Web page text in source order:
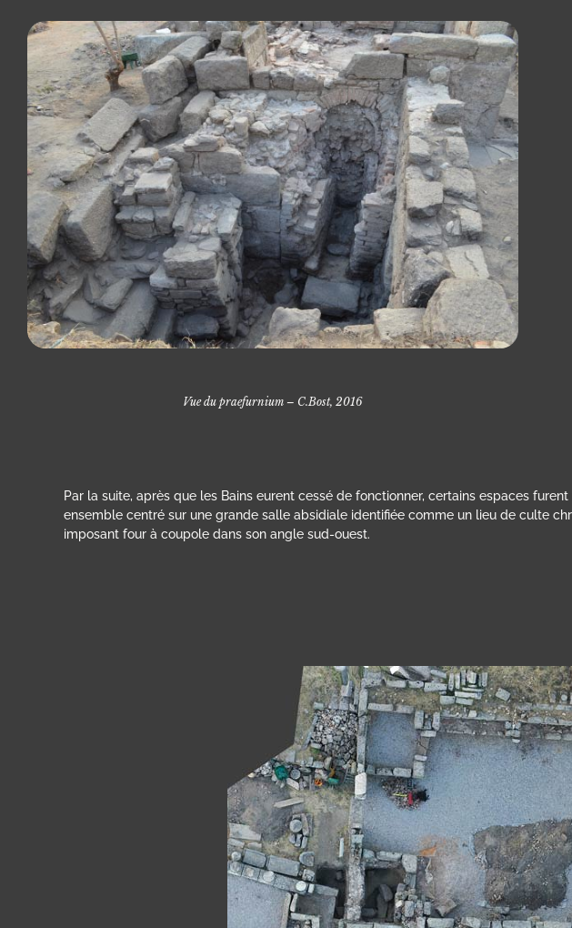
Vue du praefurnium – C.Bost, 2016
Par la suite, après que les Bains eurent cessé de fonctionner, certains espaces
ensemble centré sur une grande salle absidiale identifiée comme un lieu de culte
imposant four à coupole dans son angle sud-ouest.